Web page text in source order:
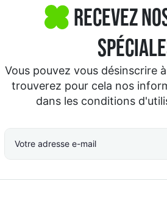
Recevez
Vous pouvez vous désinscrire
trouverez pour cela nos
dans les conditions